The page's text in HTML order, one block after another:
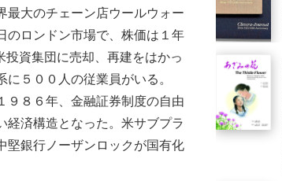
大のチェーン店ウールウォー
のロンドン市場で、株価は１年
資集団に売却、再建をはかっ
５００人の従業員がいる。
８６年、金融証券制度の自由
経済構造となった。米サブプラ
堅銀行ノーザンロックが国有化